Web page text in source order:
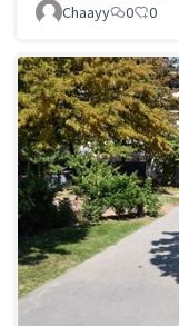
Chaayy
0 0